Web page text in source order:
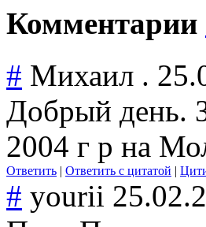
Комментарии
# Михаил .
Добрый день.
2004 г р на
Ответить | Ответить с цитатой |
# yourii